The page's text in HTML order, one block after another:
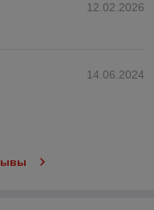
12.02.2026
14.06.2024